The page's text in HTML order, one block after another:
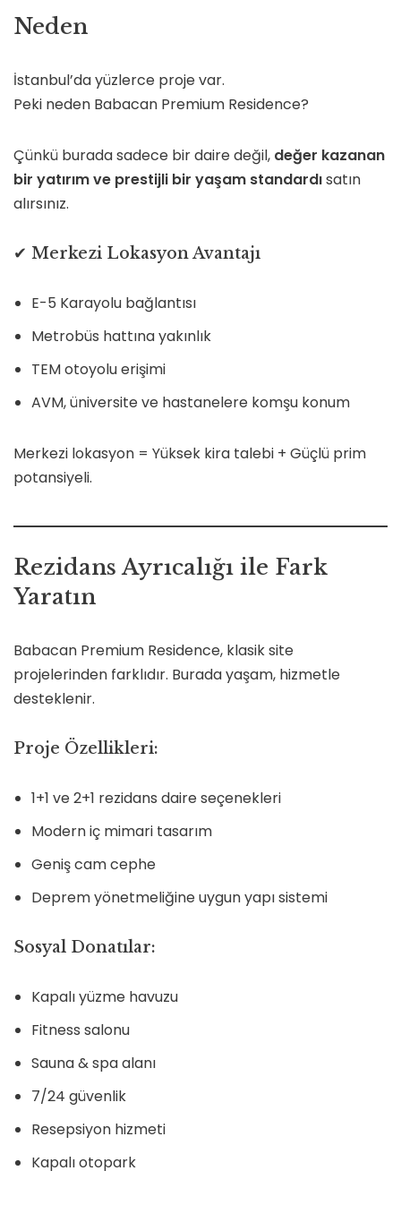
Neden
İstanbul’da yüzlerce proje var.
Peki neden Babacan Premium Residence?
Çünkü burada sadece bir daire değil, değer kazanan
bir yatırım ve prestijli bir yaşam standardısatın
alırsınız.
✔ Merkezi Lokasyon Avantajı
E-5 Karayolu bağlantısı
Metrobüs hattına yakınlık
TEM otoyolu erişimi
AVM, üniversite ve hastanelere komşu konum
Merkezi lokasyon = Yüksek kira talebi + Güçlü prim
potansiyeli.
Rezidans Ayrıcalığı ile Fark
Yaratın
Babacan Premium Residence, klasik site
projelerinden farklıdır. Burada yaşam, hizmetle
desteklenir.
Proje Özellikleri:
1+1 ve 2+1 rezidans daire seçenekleri
Modern iç mimari tasarım
Geniş cam cephe
Deprem yönetmeliğine uygun yapı sistemi
Sosyal Donatılar:
Kapalı yüzme havuzu
Fitness salonu
Sauna & spa alanı
7/24 güvenlik
Resepsiyon hizmeti
Kapalı otopark